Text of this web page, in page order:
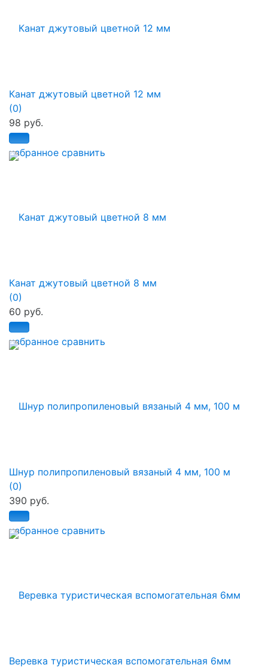
избранное сравнить
Канат джутовый цветной 12 мм
(0)
98 руб.
избранное сравнить
Канат джутовый цветной 8 мм
(0)
60 руб.
избранное сравнить
Шнур полипропиленовый вязаный 4 мм, 100 м
(0)
390 руб.
Веревка туристическая вспомогательная 6мм